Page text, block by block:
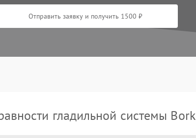
Отправить заявку и получить 1500 ₽
гладильной системы Bork